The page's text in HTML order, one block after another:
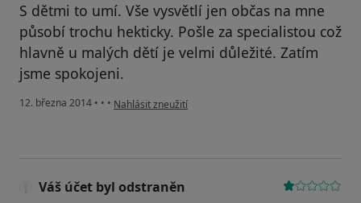
S dětmi to umí. Vše vysvětlí jen občas na mne
působí trochu hekticky. Pošle za specialistou což
hlavně u malých dětí je velmi důležité. Zatím
jsme spokojeni.
12. března 2014 • • • podle názoru uživatele Váš účet byl odstraněn
Nahlásit zneužití
Váš účet byl odstraněn